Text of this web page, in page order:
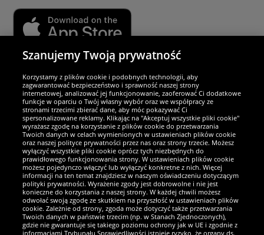
Partnerzy i bezpieczeństwo
Jesteśmy wyjątkowi
Zostań fanem SportRabat!
Szanujemy Twoją prywatność
Korzystamy z plików cookie i podobnych technologii, aby
zagwarantować bezpieczeństwo i sprawność naszej strony
internetowej, analizować jej funkcjonowanie, zaoferować Ci dodatkowe
funkcje w oparciu o Twój własny wybór oraz we współpracy ze
stronami trzecimi zbierać dane, aby móc pokazywać Ci
spersonalizowane reklamy. Klikając na "Akceptuj wszystkie pliki cookie"
wyrażasz zgodę na korzystanie z plików cookie do przetwarzania
Twoich danych w celach wymienionych w ustawieniach plików cookie
oraz naszej polityce prywatności przez nas oraz strony trzecie. Możesz
wyłączyć wszystkie pliki cookie oprócz tych niezbędnych do
prawidłowego funkcjonowania strony. W ustawieniach plików cookie
możesz pojedynczo włączyć lub wyłączyć konkretne z nich. Więcej
informacji na ten temat znajdziesz w naszym oświadczeniu dotyczącym
polityki prywatności. Wyrażenie zgody jest dobrowolne i nie jest
konieczne do korzystania z naszej strony. W każdej chwili możesz
odwołać swoją zgodę ze skutkiem na przyszłość w ustawieniach plików
cookie. Zależnie od strony, zgoda może dotyczyć także przetwarzania
Twoich danych w państwie trzecim (np. w Stanach Zjednoczonych),
gdzie nie gwarantuje się takiego poziomu ochrony jak w UE i zgodnie z
informacjami Trybunału Sprawiedliwości istnieje ryzyko, że organy ds.